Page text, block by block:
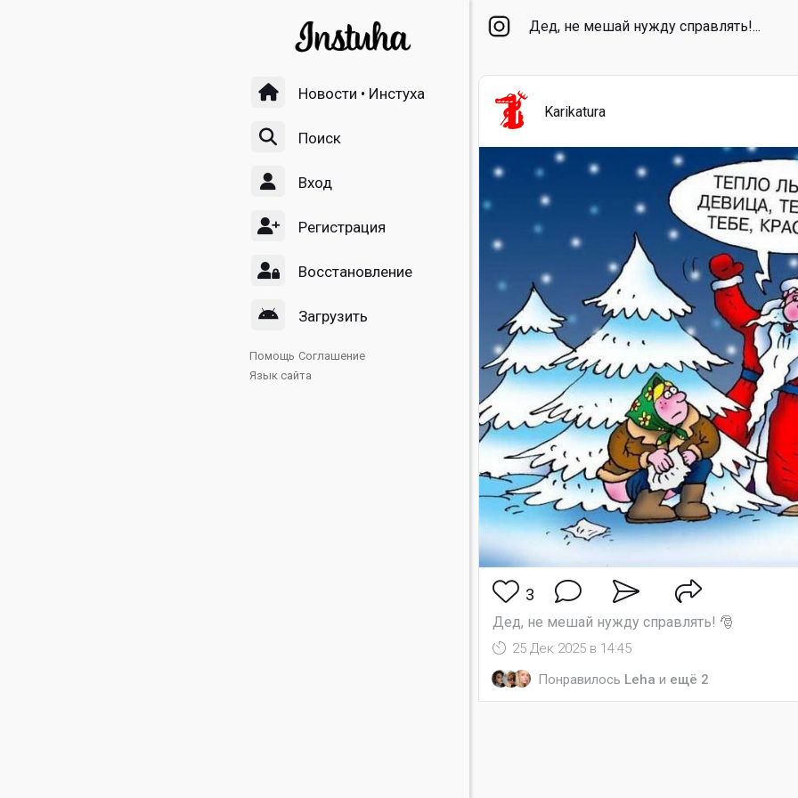
Дед, не мешай нужду справлять!...
Новости • Инстуха
Поиск
Вход
Регистрация
Восстановление
Загрузить
Помощь Соглашение
Язык сайта
Karikatura
3
Дед, не мешай нужду справлять! 🎅
25 Дек 2025 в 14:45
Понравилось Leha и ещё 2